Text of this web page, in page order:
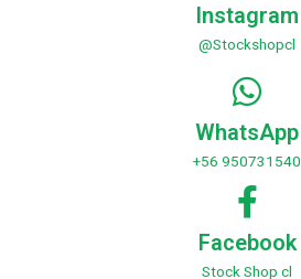
Instagram
@Stockshopcl
WhatsApp
+56 950731540
Facebook
Stock Shop cl